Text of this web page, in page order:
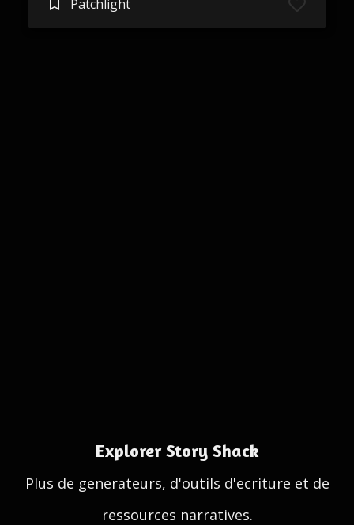
Patchlight
Explorer Story Shack
Plus de generateurs, d'outils d'ecriture et de
ressources narratives.